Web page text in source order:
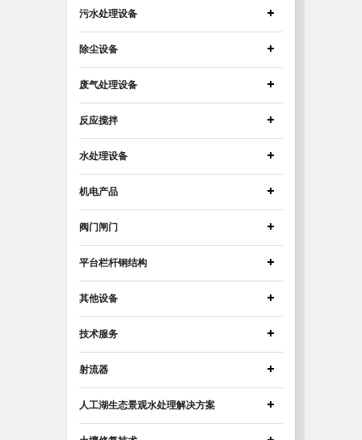
污水处理设备
除尘设备
废气处理设备
反应搅拌
水处理设备
机电产品
阀门闸门
平台栏杆钢结构
其他设备
技术服务
射流器
人工湖生态景观水处理解决方案